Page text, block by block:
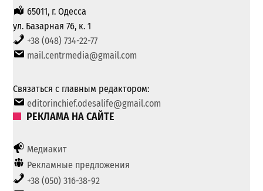
65011, г. Одесса
ул. Базарная 76, к. 1
+38 (048) 734-22-77
mail.centrmedia@gmail.com
Связаться с главным редактором:
editorinchief.odesalife@gmail.com
РЕКЛАМА НА САЙТЕ
Медиакит
Рекламные предложения
+38 (050) 316-38-92